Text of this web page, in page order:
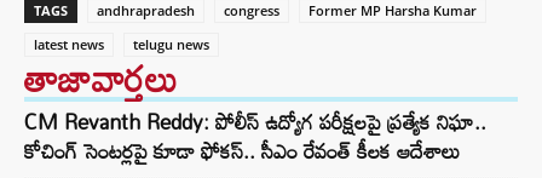
TAGS andhrapradesh congress
Former MP Harsha Kumar
latest news
telugu news
తాజావార్తలు
CM Revanth Reddy: పోలీస్ ఉద్యోగ పరీక్షలపై ప్రత్యేక నిఘా..
కోచింగ్ సెంటర్లపై కూడా ఫోకస్.. సీఎం రేవంత్ కీలక ఆదేశాలు